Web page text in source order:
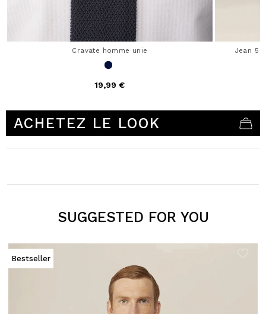
Cravate homme unie
19,99 €
Jean 5
ACHETEZ LE LOOK
SUGGESTED FOR YOU
Bestseller